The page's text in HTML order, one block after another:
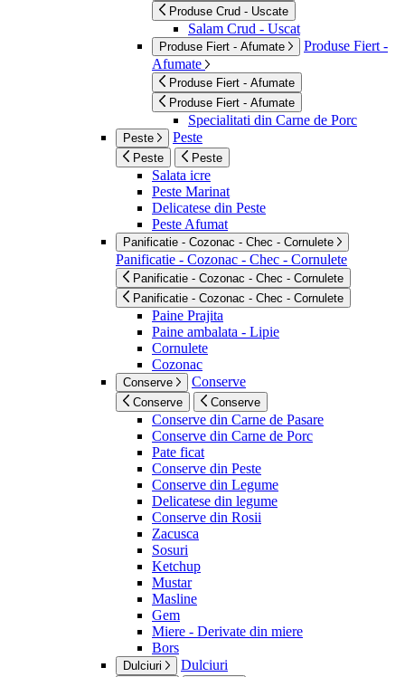
Produse Crud - Uscate
Salam Crud - Uscat
Produse Fiert - Afumate
Produse Fiert -
Afumate
Produse Fiert - Afumate
Produse Fiert - Afumate
Specialitati din Carne de Porc
Peste Peste
Peste Peste
Salata icre
Peste Marinat
Delicatese din Peste
Peste Afumat
Panificatie - Cozonac - Chec - Cornulete
Panificatie - Cozonac - Chec - Cornulete
Panificatie - Cozonac - Chec - Cornulete
Panificatie - Cozonac - Chec - Cornulete
Paine Prajita
Paine ambalata - Lipie
Cornulete
Cozonac
Conserve Conserve
Conserve Conserve
Conserve din Carne de Pasare
Conserve din Carne de Porc
Pate ficat
Conserve din Peste
Conserve din Legume
Delicatese din legume
Conserve din Rosii
Zacusca
Sosuri
Ketchup
Mustar
Masline
Gem
Miere - Derivate din miere
Bors
Dulciuri Dulciuri